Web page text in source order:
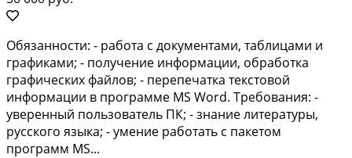
Обязанности: - работа с документами, таблицами и
графиками; - получение информации, обработка
графических файлов; - перепечатка текстовой
информации в программе MS Word. Требования: -
уверенный пользователь ПК; - знание литературы,
русского языка; - умение работать c пакетом
программ MS...